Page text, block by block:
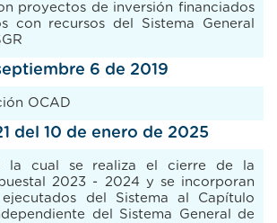
proyectos de inversión financiados
con recursos del Sistema General
6 de 2019
OCAD
del 10 de enero de 2025
la cual se realiza el cierre de la
2023 - 2024 y se incorporan
del Sistema al Capítulo
del Sistema General de